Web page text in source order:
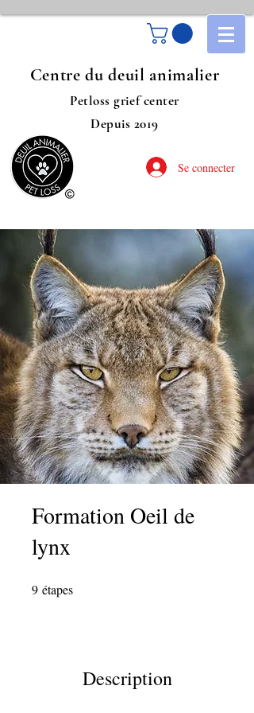
Centre du deuil animalier
Petloss grief center
Depuis 2019
Se connecter
Formation Oeil de
lynx
9 étapes
Description